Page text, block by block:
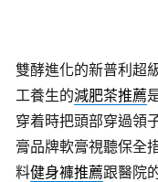
雙酵進化的新普利超
工養生的減肥茶推薦
穿着時把頭部穿過領
膏品牌軟膏視聽保全
料健身褲推薦跟醫院